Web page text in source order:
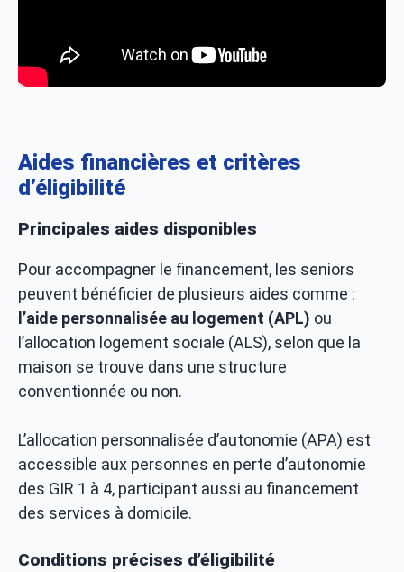
Aides financières et critères
d’éligibilité
Principales aides disponibles
Pour accompagner le financement, les seniors
peuvent bénéficier de plusieurs aides comme :
l’aide personnalisée au logement (APL) ou
l’allocation logement sociale (ALS), selon que la
maison se trouve dans une structure
conventionnée ou non.
L’allocation personnalisée d’autonomie (APA) est
accessible aux personnes en perte d’autonomie
des GIR 1 à 4, participant aussi au financement
des services à domicile.
Conditions précises d’éligibilité